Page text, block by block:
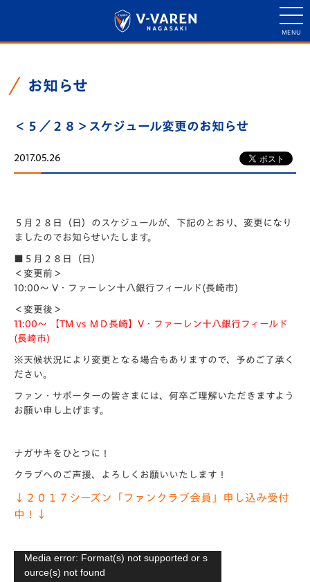
お知らせ
＜５／２８＞スケジュール変更のお知らせ
2017.05.26
５月２８日（日）のスケジュールが、下記のとおり、変更になり
ましたのでお知らせいたします。
■５月２８日（日）
＜変更前＞
10:00～ V・ファーレン十八銀行フィールド(長崎市)
＜変更後＞
11:00～ 【TM vs ＭＤ長崎】V・ファーレン十八銀行フィールド
(長崎市)
※天候状況により変更となる場合もありますので、予めご了承く
ださい。
ファン・サポーターの皆さまには、何卒ご理解いただきますよう
お願い申し上げます。
ナガサキをひとつに！
クラブへのご声援、よろしくお願いいたします！
↓２０１７シーズン「ファンクラブ会員」申し込み受付
中！↓
Media error: Format(s) not supported or s
ource(s) not found